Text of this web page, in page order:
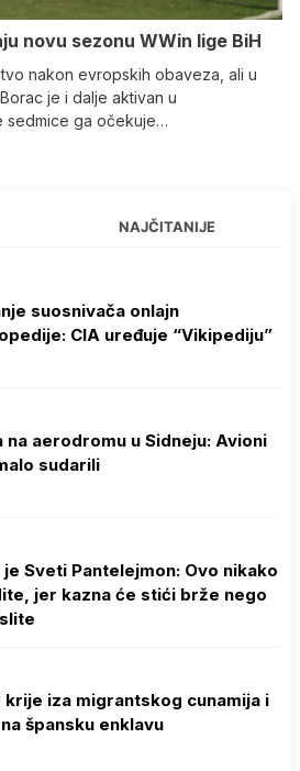
novu sezonu WWin lige BiH
nakon evropskih obaveza, ali u
je i dalje aktivan u
sedmice ga očekuje…
NAJČITANIJE
suosnivača onlajn
CIA uređuje “Vikipediju”
na aerodromu u Sidneju: Avioni
sudarili
je Sveti Pantelejmon: Ovo nikako
jer kazna će stići brže nego
krije iza migrantskog cunamija i
špansku enklavu